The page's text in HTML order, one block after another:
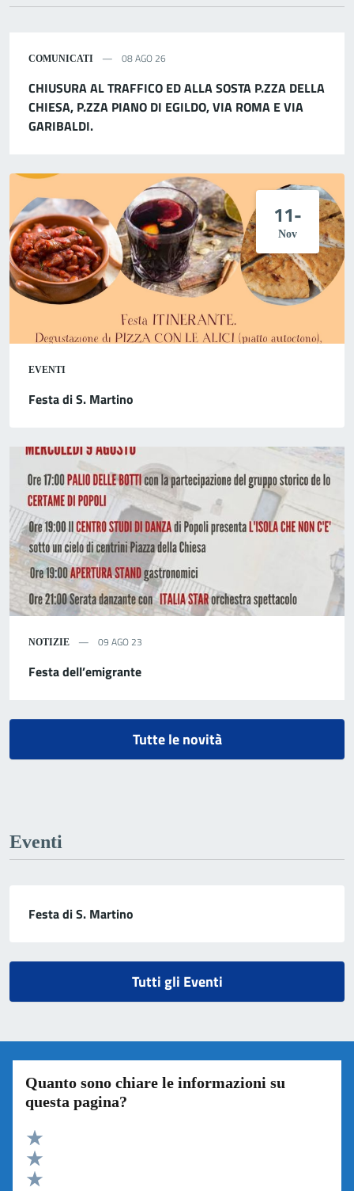
COMUNICATI 08 AGO 26
CHIUSURA AL TRAFFICO ED ALLA SOSTA P.ZZA DELLA
CHIESA, P.ZZA PIANO DI EGILDO, VIA ROMA E VIA
GARIBALDI.
11-
Nov
EVENTI
Festa di S. Martino
NOTIZIE 09 AGO 23
Festa dell’emigrante
Tutte le novità
Eventi
Festa di S. Martino
Tutti gli Eventi
Quanto sono chiare le informazioni su
questa pagina?
Valuta 5 stelle su 5
Valuta 4 stelle su 5